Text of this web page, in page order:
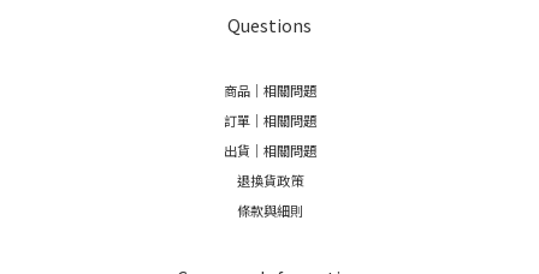
Questions
商品｜相關問題
訂單｜相關問題
出貨｜相關問題
退換貨政策
條款與細則